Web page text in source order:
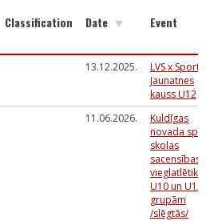
Classification Date Event
13.12.2025.
LVS x
Jaunatnes
kauss U12
11.06.2026.
Kuldīgas
novada
skolas
sacensības
vieglatlētikā
U10 un U12
grupām
/slēgtās/